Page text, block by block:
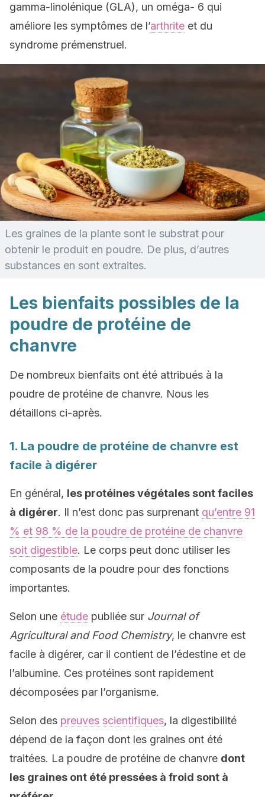
gamma-linolénique (GLA), un oméga- 6 qui
améliore les symptômes de l’arthrite et du
syndrome prémenstruel.
Les graines de la plante sont le substrat pour
obtenir le produit en poudre. De plus, d’autres
substances en sont extraites.
Les bienfaits possibles de la
poudre de protéine de
chanvre
De nombreux bienfaits ont été attribués à la
poudre de protéine de chanvre. Nous les
détaillons ci-après.
1. La poudre de protéine de chanvre est
facile à digérer
En général, les protéines végétales sont faciles
à digérer. Il n’est donc pas surprenant qu’entre 91
% et 98 % de la poudre de protéine de chanvre
soit digestible. Le corps peut donc utiliser les
composants de la poudre pour des fonctions
importantes.
Selon une étude publiée sur Journal of
Agricultural and Food Chemistry, le chanvre est
facile à digérer, car il contient de l’édestine et de
l’albumine. Ces protéines sont rapidement
décomposées par l’organisme.
Selon des preuves scientifiques, la digestibilité
dépend de la façon dont les graines ont été
traitées. La poudre de protéine de chanvre dont
les graines ont été pressées à froid sont à